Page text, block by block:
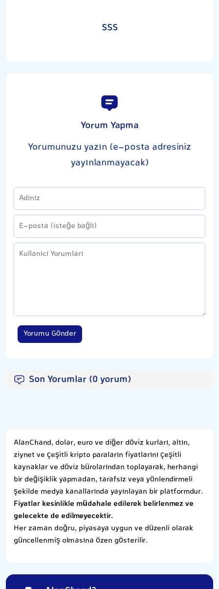
SSS
Yorum Yapma
Yorumunuzu yazın (e-posta adresiniz
yayınlanmayacak)
Yorumu Gönder
Son Yorumlar (0 yorum)
AlanChand, dolar, euro ve diğer döviz kurları, altın,
ziynet ve çeşitli kripto paraların fiyatlarını çeşitli
kaynaklar ve döviz bürolarından toplayarak, herhangi
bir değişiklik yapmadan, tarafsız veya yönlendirmeli
şekilde medya kanallarında yayınlayan bir platformdur.
Fiyatlar kesinlikle müdahale edilerek belirlenmez ve
gelecekte de edilmeyecektir.
Her zaman doğru, piyasaya uygun ve düzenli olarak
güncellenmiş olmasına özen gösterilir.